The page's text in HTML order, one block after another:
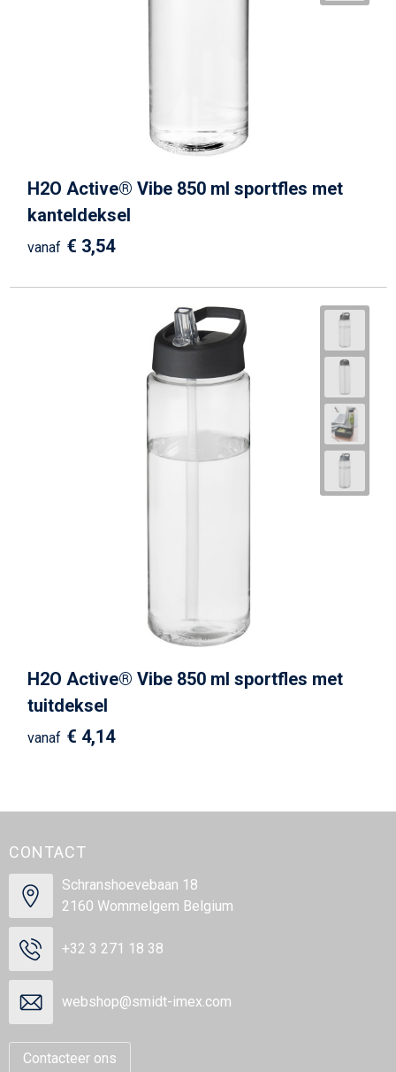
H2O Active® Vibe 850 ml sportfles met
kanteldeksel
vanaf € 3,54
H2O Active® Vibe 850 ml sportfles met
tuitdeksel
vanaf € 4,14
CONTACT
Schranshoevebaan 18
2160 Wommelgem Belgium
+32 3 271 18 38
webshop@smidt-imex.com
Contacteer ons